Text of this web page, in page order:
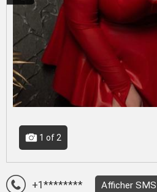
1 of 2
+1******** Afficher SMS